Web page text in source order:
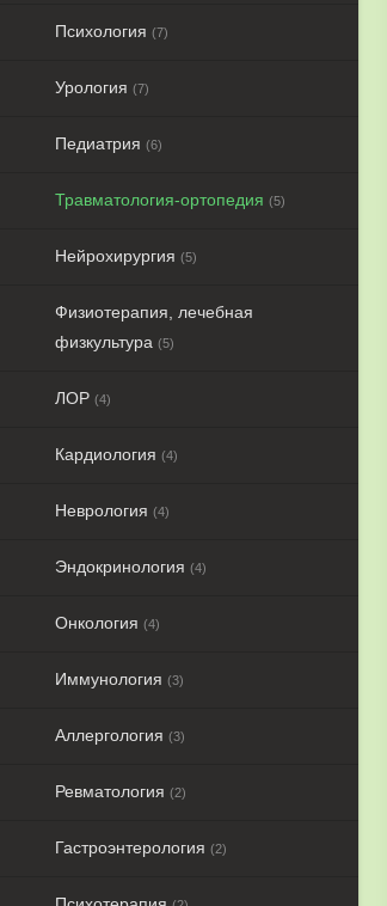
Психология (7)
Урология (7)
Педиатрия (6)
Травматология-ортопедия (5)
Нейрохирургия (5)
Физиотерапия, лечебная
физкультура (5)
ЛОР (4)
Кардиология (4)
Неврология (4)
Эндокринология (4)
Онкология (4)
Иммунология (3)
Аллергология (3)
Ревматология (2)
Гастроэнтерология (2)